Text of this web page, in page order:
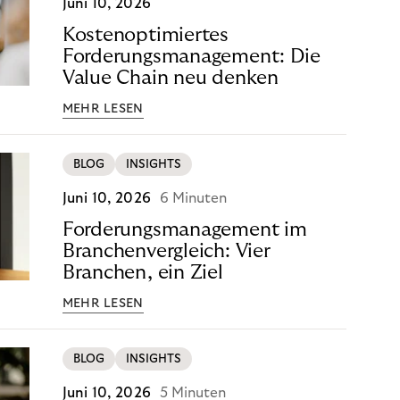
Juni 10, 2026
Kostenoptimiertes
Forderungsmanagement: Die
Value Chain neu denken
MEHR LESEN
BLOG INSIGHTS
Juni 10, 2026 6 Minuten
Forderungsmanagement im
Branchenvergleich: Vier
Branchen, ein Ziel
MEHR LESEN
BLOG INSIGHTS
Juni 10, 2026 5 Minuten